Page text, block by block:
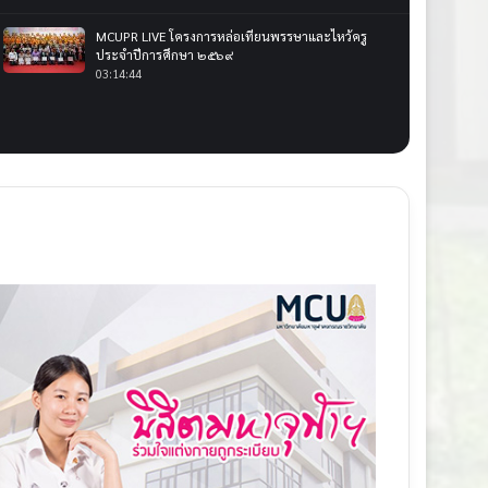
MCUPR LIVE โครงการหล่อเทียนพรรษาและไหว้ครู
ประจำปีการศึกษา ๒๕๖๙
03:14:44